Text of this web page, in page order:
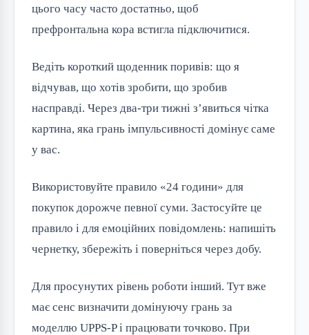
цього часу часто достатньо, щоб
префронтальна кора встигла підключитися.
Ведіть короткий щоденник поривів: що я
відчував, що хотів зробити, що зробив
насправді. Через два-три тижні з’явиться чітка
картина, яка грань імпульсивності домінує саме
у вас.
Використовуйте правило «24 години» для
покупок дорожче певної суми. Застосуйте це
правило і для емоційних повідомлень: напишіть
чернетку, збережіть і поверніться через добу.
Для просунутих рівень роботи інший. Тут вже
має сенс визначити домінуючу грань за
моделлю UPPS-P і працювати точково. При